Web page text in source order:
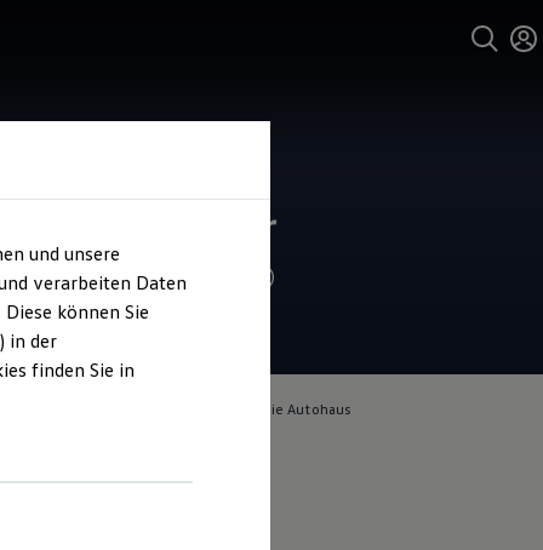
Fremder
4.9|360 Bewertungen
für die Inhalte auf dieser Seite ist die Autohaus
und unsere
verarbeiten Daten
können Sie
in der
finden Sie in